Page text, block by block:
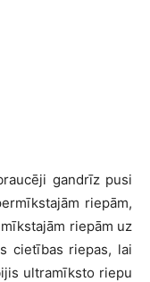
gandrīz pusi
riepām,
riepām uz
cietības riepas, lai
ultramīksto riepu